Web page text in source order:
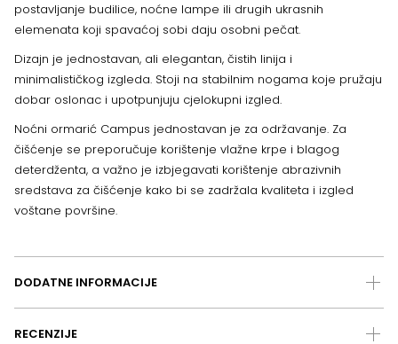
postavljanje budilice, noćne lampe ili drugih ukrasnih
elemenata koji spavaćoj sobi daju osobni pečat.
Dizajn je jednostavan, ali elegantan, čistih linija i
minimalističkog izgleda. Stoji na stabilnim nogama koje pružaju
dobar oslonac i upotpunjuju cjelokupni izgled.
Noćni ormarić Campus jednostavan je za održavanje. Za
čišćenje se preporučuje korištenje vlažne krpe i blagog
deterdženta, a važno je izbjegavati korištenje abrazivnih
sredstava za čišćenje kako bi se zadržala kvaliteta i izgled
voštane površine.
DODATNE INFORMACIJE
RECENZIJE